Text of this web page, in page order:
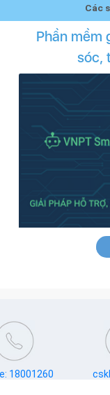
Các
Phần mềm
sóc,
18001260